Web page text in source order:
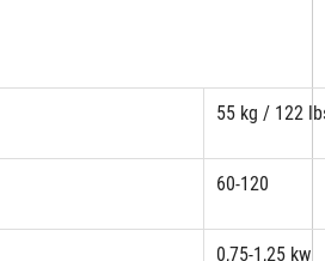
55 kg / 122
60-120
0,75-1,25 kw